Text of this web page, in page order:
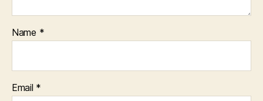
Name *
Email *